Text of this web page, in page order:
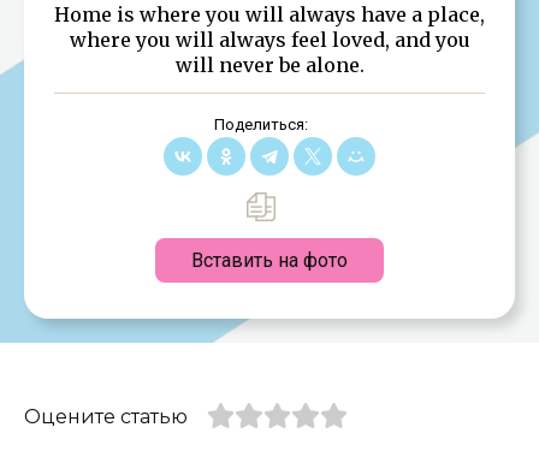
Home is where you will always have a place,
where you will always feel loved, and you
will never be alone.
Поделиться:
Вставить на фото
Оцените статью